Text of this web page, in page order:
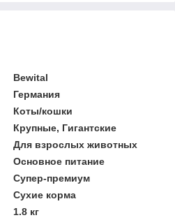
Bewital
Германия
Коты/кошки
Крупные, Гигантские
Для взрослых животных
Основное питание
Супер-премиум
Сухие корма
1.8 кг